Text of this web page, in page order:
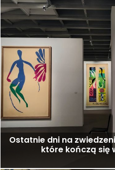
Ostatnie dni na
które kończą się